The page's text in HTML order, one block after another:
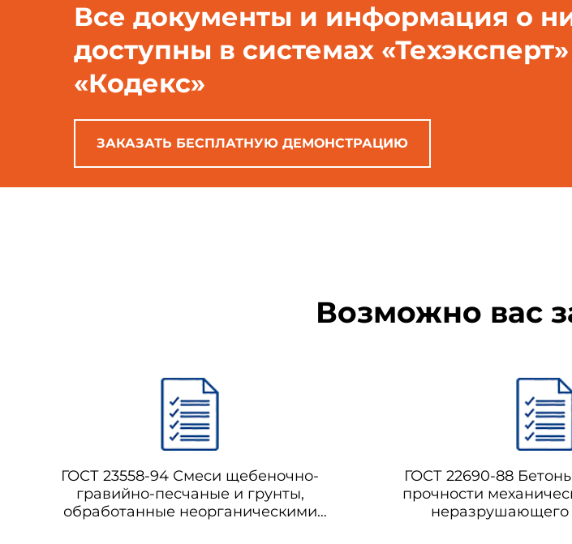
Все документы и информация о
доступны в системах
«Кодекс»
ЗАКАЗАТЬ БЕСПЛАТНУЮ ДЕМОНСТРАЦИЮ
Возможно вас
ГОСТ 23558-94 Смеси щебеночно-
гравийно-песчаные и грунты,
обработанные неорганическими
ГОСТ 22690-88
прочности
неразрушающего